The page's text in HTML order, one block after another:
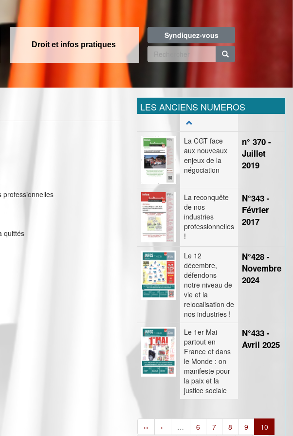
Droit et infos pratiques
Syndiquez-vous
Formulaire
recherche
professionnelles
quittés
LES ANCIENS NUMEROS
La CGT face
aux nouveaux
enjeux de la
négociation
n° 370 -
Juillet
2019
La reconquête
de nos
industries
professionnelles
!
N°343 -
Février
2017
Le 12
décembre,
défendons
notre niveau de
vie et la
relocalisation de
nos industries !
N°428 -
Novembre
2024
Le 1er Mai
partout en
France et dans
le Monde : on
manifeste pour
la paix et la
justice sociale
N°433 -
Avril 2025
‹‹ ‹ … 6 7 8 9 10